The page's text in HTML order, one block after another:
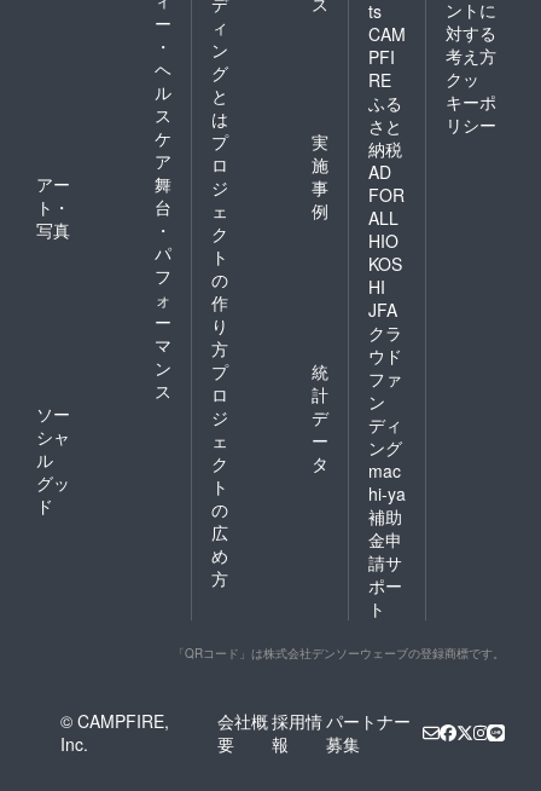
ー
・
ヘ
ル
ス
ケ
ア
アー
ト・
写真
舞
台
・
パ
フ
ォ
ー
マ
ン
ス
ソー
シャ
ル
グッ
ド
ィ
ン
グ
と
は
プ
ロ
ジ
ェ
ク
ト
の
作
り
方
実
施
事
例
プ
ロ
ジ
ェ
ク
ト
の
広
め
方
統
計
デ
ー
タ
ts
CAM
PFI
RE
ふる
さと
納税
AD
FOR
ALL
HIO
KOS
HI
JFA
クラ
ウド
ファ
ン
ディ
ング
mac
hi-ya
補助
金申
請サ
ポー
ト
ントに
対する
考え方
クッ
キーポ
リシー
「QRコード」は株式会社デンソーウェーブの登録商標です。
© CAMPFIRE,
Inc.
会社概
要
採用情
報
パートナー
募集